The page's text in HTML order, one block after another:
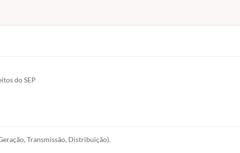
do SEP
Transmissão, Distribuição).